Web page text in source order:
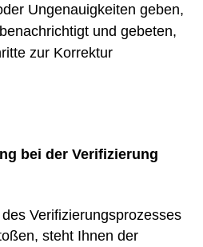
Ungenauigkeiten geben,
und gebeten,
zur Korrektur
bei der Verifizierung
Verifizierungsprozesses
steht Ihnen der